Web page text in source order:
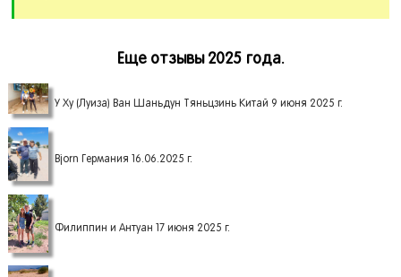
Еще отзывы 2025 года.
У Ху (Луиза) Ван Шаньдун Тяньцзинь Китай 9 июня 2025 г.
Bjorn Германия 16.06.2025 г.
Филиппин и Антуан 17 июня 2025 г.